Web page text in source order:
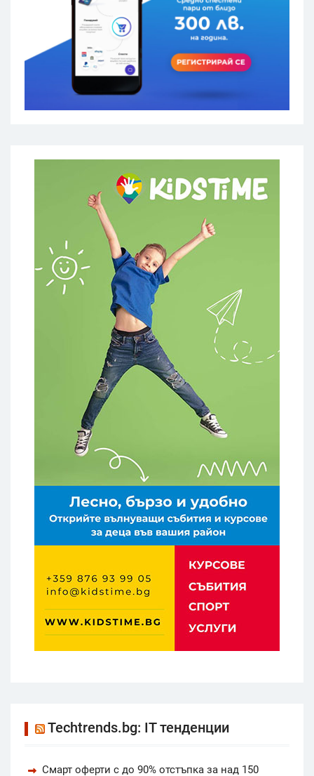
Techtrends.bg: IT тенденции
Смарт оферти с до 90% отстъпка за над 150